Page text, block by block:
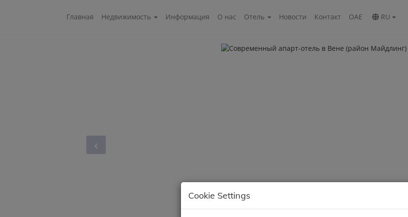
Главная Недвижимость Информация О нас Oтель Новости Контакт ОАЕ RU
Cookie Settings